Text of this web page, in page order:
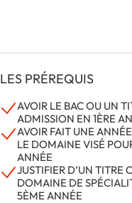
LES PRÉREQUIS
AVOIR LE BAC OU UN
ADMISSION EN 1ÈRE
AVOIR FAIT UNE
LE DOMAINE VISÉ
ANNÉE
JUSTIFIER D’UN TITRE
DOMAINE DE
5ÈME ANNÉE